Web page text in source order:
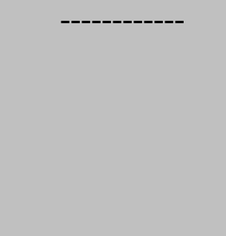
------------